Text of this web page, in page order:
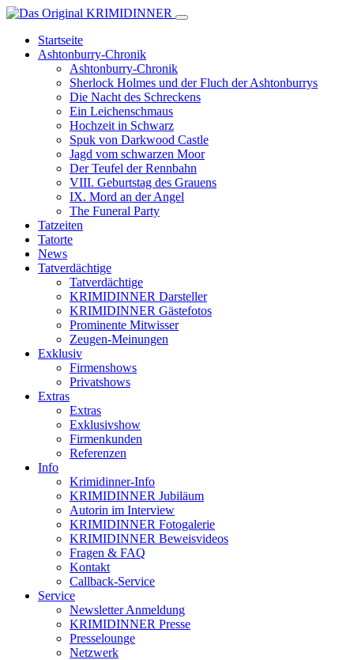
Startseite
Ashtonburry-Chronik
Ashtonburry-Chronik
Sherlock Holmes und der Fluch der Ashtonburrys
Die Nacht des Schreckens
Ein Leichenschmaus
Hochzeit in Schwarz
Spuk von Darkwood Castle
Jagd vom schwarzen Moor
Der Teufel der Rennbahn
VIII. Geburtstag des Grauens
IX. Mord an der Angel
The Funeral Party
Tatzeiten
Tatorte
News
Tatverdächtige
Tatverdächtige
KRIMIDINNER Darsteller
KRIMIDINNER Gästefotos
Prominente Mitwisser
Zeugen-Meinungen
Exklusiv
Firmenshows
Privatshows
Extras
Extras
Exklusivshow
Firmenkunden
Referenzen
Info
Krimidinner-Info
KRIMIDINNER Jubiläum
Autorin im Interview
KRIMIDINNER Fotogalerie
KRIMIDINNER Beweisvideos
Fragen & FAQ
Kontakt
Callback-Service
Service
Newsletter Anmeldung
KRIMIDINNER Presse
Presselounge
Netzwerk